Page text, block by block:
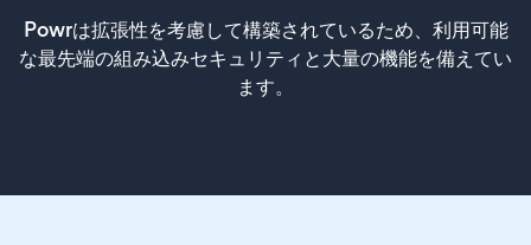
Powrは拡張性を考慮して構築されているため、利用可能
な最先端の組み込みセキュリティと大量の機能を備えてい
ます。